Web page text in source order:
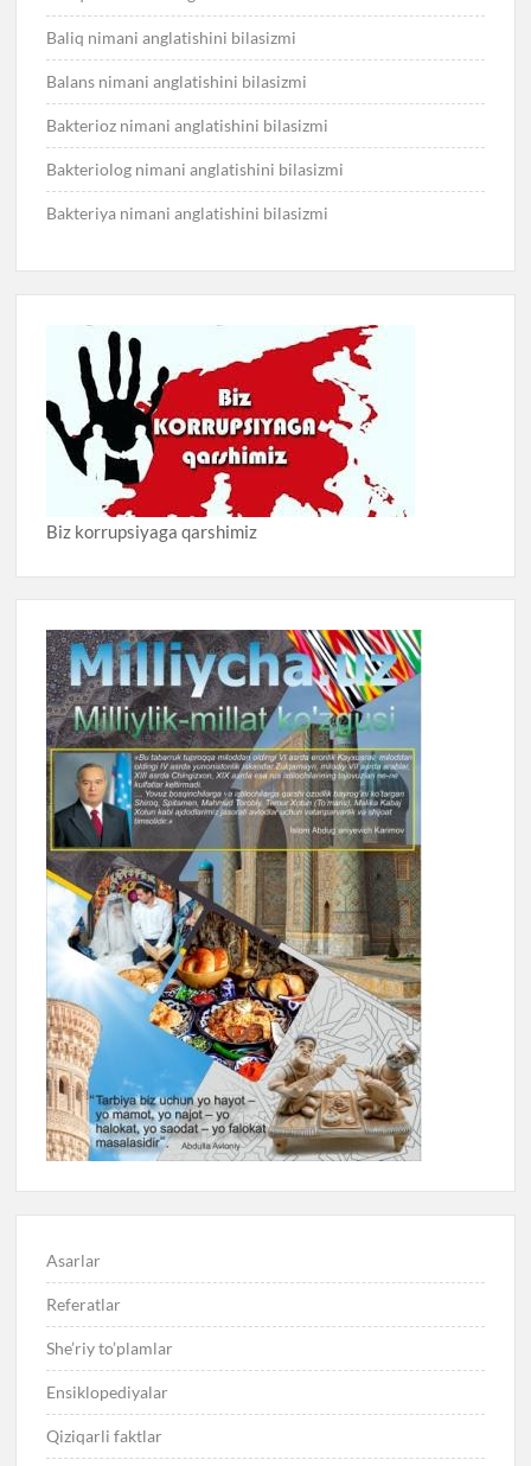
Baliq nimani anglatishini bilasizmi
Balans nimani anglatishini bilasizmi
Bakterioz nimani anglatishini bilasizmi
Bakteriolog nimani anglatishini bilasizmi
Bakteriya nimani anglatishini bilasizmi
Biz korrupsiyaga qarshimiz
Asarlar
Referatlar
She’riy to’plamlar
Ensiklopediyalar
Qiziqarli faktlar